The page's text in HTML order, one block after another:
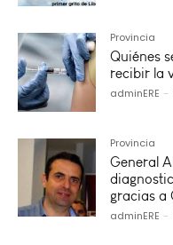
Provincia
Quiénes
recibir la
adminERE -
Provincia
General
gracias a
adminERE -